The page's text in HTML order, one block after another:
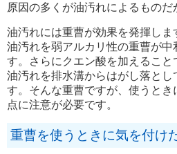
原因の多くが油汚れによるものだ
油汚れには重曹が効果を発揮しま
油汚れを弱アルカリ性の重曹が中
す。さらにクエン酸を加えること
油汚れを排水溝からはがし落とし
す。そんな重曹ですが、使うとき
点に注意が必要です。
重曹を使うときに気を付け